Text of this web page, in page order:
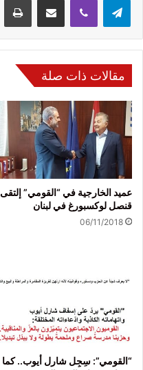
مقالات ذات صلة
عميد الخارجية في “القومي” إلتقى
قنصل لوكسبورغ في لبنان
06/11/2018
“القومي”: سِجِل شارل أيوب.. كما